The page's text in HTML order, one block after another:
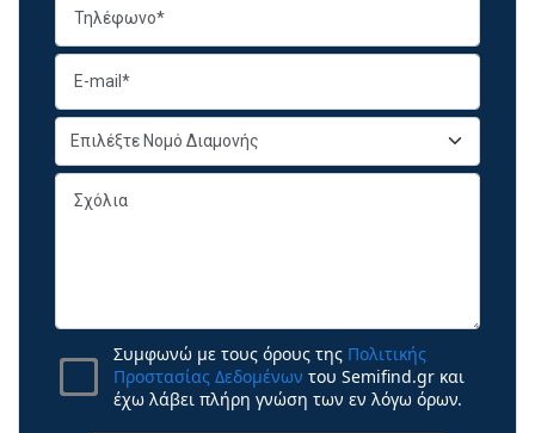
Συμφωνώ με τους όρους της Πολιτικής
Προστασίας Δεδομένων του Semifind.gr και
έχω λάβει πλήρη γνώση των εν λόγω όρων.